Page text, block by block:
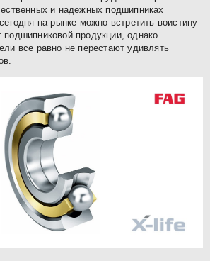
и надежных подшипниках
на рынке можно встретить воистину
подшипниковой продукции, однако
все равно не перестают удивлять